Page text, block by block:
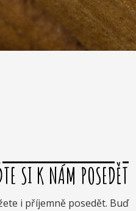
SI K NÁM POSEDĚT
i příjemně posedět. Buď